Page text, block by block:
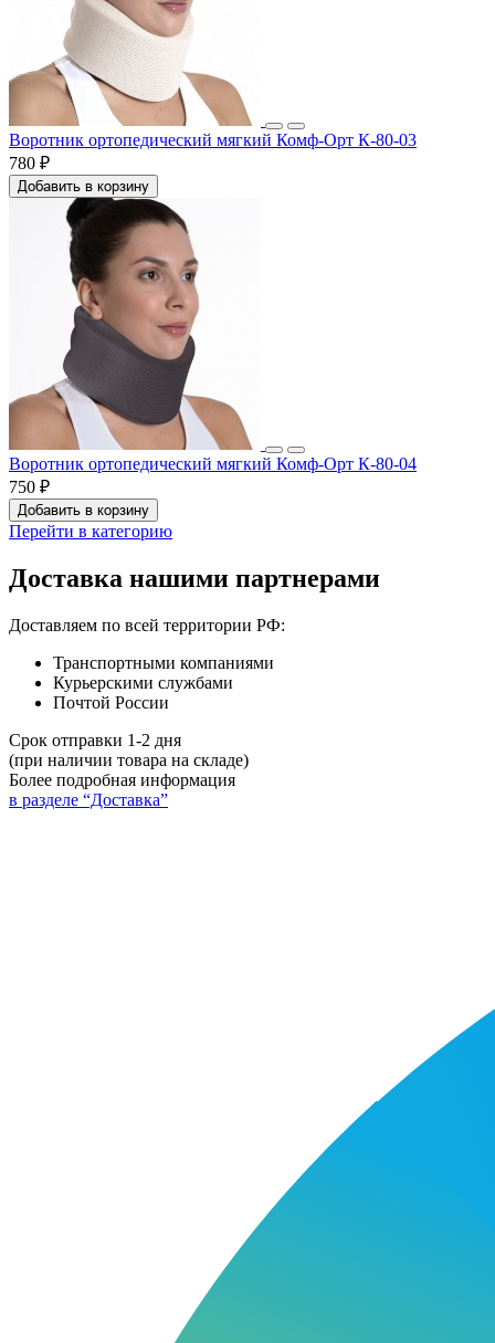
Воротник ортопедический мягкий Комф-Орт К-80-03
780 ₽
Добавить в корзину
Воротник ортопедический мягкий Комф-Орт К-80-04
750 ₽
Добавить в корзину
Перейти в категорию
Доставка нашими партнерами
Доставляем по всей территории РФ:
Транспортными компаниями
Курьерскими службами
Почтой России
Срок отправки 1-2 дня
(при наличии товара на складе)
Более подробная информация
в разделе “Доставка”